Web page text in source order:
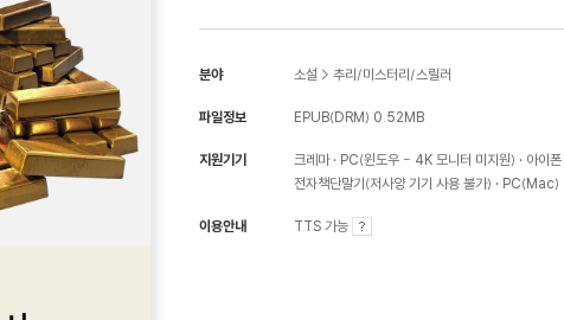
분야 소설 > 추리/미스터리/스릴러
파일정보 EPUB(DRM) 0.52MB
지원기기 크레마 PC(윈도우 - 4K 모니터 미지원) 아이폰
전자책단말기(저사양 기기 사용 불가)
PC(Mac)
이용안내 TTS 가능